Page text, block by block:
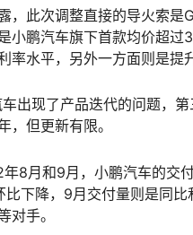
，此次调整直接的导火索
小鹏汽车旗下首款均价超
率水平，另外一方面则是提
出现了产品迭代的问题，
，但更新有限。
8月和9月，小鹏汽车的
比下降，9月交付量则是同
对手。